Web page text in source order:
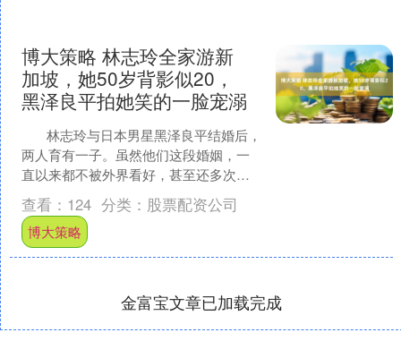
博大策略 林志玲全家游新
加坡，她50岁背影似20，
黑泽良平拍她笑的一脸宠溺
林志玲与日本男星黑泽良平结婚后，
两人育有一子。虽然他们这段婚姻，一
直以来都不被外界看好，甚至还多次被
传出“婚变”的新闻。 但，他们夫....
查看： 124 分类： 股票配资公司
博大策略
金富宝文章已加载完成